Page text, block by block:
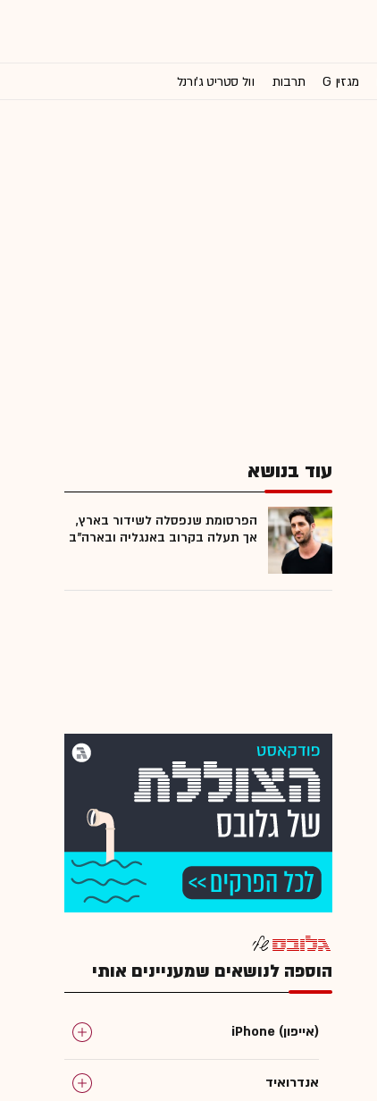
מגזין G תרבות וול סטריט ג'ורנל
עוד בנושא
הפרסומת שנפסלה לשידור בארץ,
אך תעלה בקרוב באנגליה ובארה"ב
הוספה לנושאים שמעניינים אותי
iPhone (אייפון)
אנדרואיד